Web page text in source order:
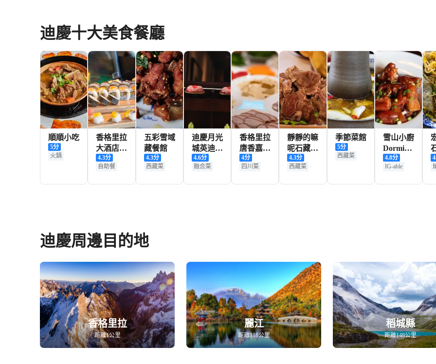
迪慶十大美食餐廳
順順小吃
5分
火鍋
香格里拉
大酒店·
阿姨家廚
4.3分
自助餐
五彩雪域
藏餐館
4.3分
西藏菜
迪慶月光
城英迪格
酒店·盛
筵全日制
4.6分
融合菜
香格里拉
唐香嘉秀
大酒店·
餐廳
4分
四川菜
靜靜的嘛
呢石藏餐
（香格里
拉首店）
4.3分
西藏菜
季節菜館
5分
西藏菜
雪山小廚
Dormito
Cafe
4.8分
IG-able
迪慶周邊目的地
香格里拉
距離1公里
麗江
距離118公里
稻城縣
距離148公里